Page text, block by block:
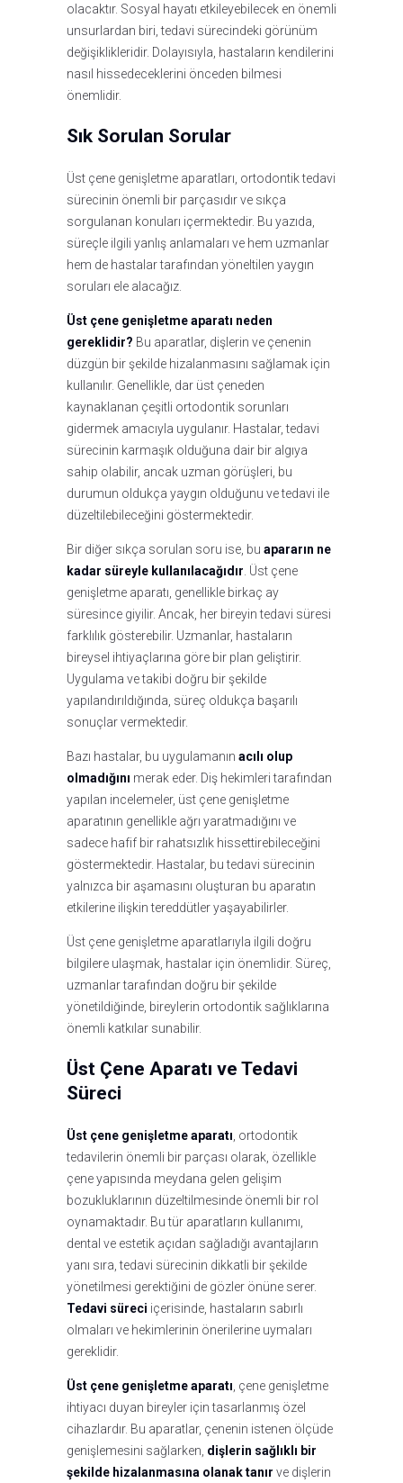
olacaktır. Sosyal hayatı etkileyebilecek en önemli
unsurlardan biri, tedavi sürecindeki görünüm
değişiklikleridir. Dolayısıyla, hastaların kendilerini
nasıl hissedeceklerini önceden bilmesi
önemlidir.
Sık Sorulan Sorular
Üst çene genişletme aparatları, ortodontik tedavi
sürecinin önemli bir parçasıdır ve sıkça
sorgulanan konuları içermektedir. Bu yazıda,
süreçle ilgili yanlış anlamaları ve hem uzmanlar
hem de hastalar tarafından yöneltilen yaygın
soruları ele alacağız.
Üst çene genişletme aparatı neden
gereklidir? Bu aparatlar, dişlerin ve çenenin
düzgün bir şekilde hizalanmasını sağlamak için
kullanılır. Genellikle, dar üst çeneden
kaynaklanan çeşitli ortodontik sorunları
gidermek amacıyla uygulanır. Hastalar, tedavi
sürecinin karmaşık olduğuna dair bir algıya
sahip olabilir, ancak uzman görüşleri, bu
durumun oldukça yaygın olduğunu ve tedavi ile
düzeltilebileceğini göstermektedir.
Bir diğer sıkça sorulan soru ise, bu apararın ne
kadar süreyle kullanılacağıdır . Üst çene
genişletme aparatı, genellikle birkaç ay
süresince giyilir. Ancak, her bireyin tedavi süresi
farklılık gösterebilir. Uzmanlar, hastaların
bireysel ihtiyaçlarına göre bir plan geliştirir.
Uygulama ve takibi doğru bir şekilde
yapılandırıldığında, süreç oldukça başarılı
sonuçlar vermektedir.
Bazı hastalar, bu uygulamanın acılı olup
olmadığını merak eder. Diş hekimleri tarafından
yapılan incelemeler, üst çene genişletme
aparatının genellikle ağrı yaratmadığını ve
sadece hafif bir rahatsızlık hissettirebileceğini
göstermektedir. Hastalar, bu tedavi sürecinin
yalnızca bir aşamasını oluşturan bu aparatın
etkilerine ilişkin tereddütler yaşayabilirler.
Üst çene genişletme aparatlarıyla ilgili doğru
bilgilere ulaşmak, hastalar için önemlidir. Süreç,
uzmanlar tarafından doğru bir şekilde
yönetildiğinde, bireylerin ortodontik sağlıklarına
önemli katkılar sunabilir.
Üst Çene Aparatı ve Tedavi
Süreci
Üst çene genişletme aparatı , ortodontik
tedavilerin önemli bir parçası olarak, özellikle
çene yapısında meydana gelen gelişim
bozukluklarının düzeltilmesinde önemli bir rol
oynamaktadır. Bu tür aparatların kullanımı,
dental ve estetik açıdan sağladığı avantajların
yanı sıra, tedavi sürecinin dikkatli bir şekilde
yönetilmesi gerektiğini de gözler önüne serer.
Tedavi süreci içerisinde, hastaların sabırlı
olmaları ve hekimlerinin önerilerine uymaları
gereklidir.
Üst çene genişletme aparatı , çene genişletme
ihtiyacı duyan bireyler için tasarlanmış özel
cihazlardır. Bu aparatlar, çenenin istenen ölçüde
genişlemesini sağlarken, dişlerin sağlıklı bir
şekilde hizalanmasına olanak tanır ve dişlerin